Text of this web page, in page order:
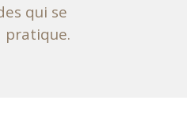
qui se
pratique.